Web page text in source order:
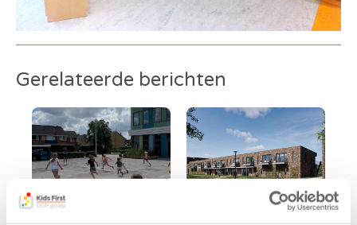
Gerelateerde berichten